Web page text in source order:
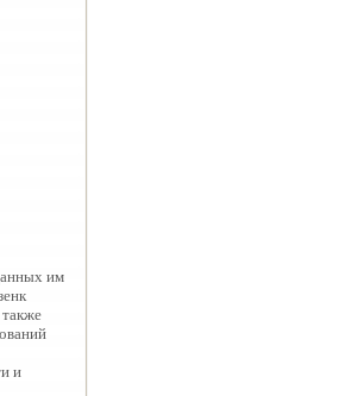
им
и